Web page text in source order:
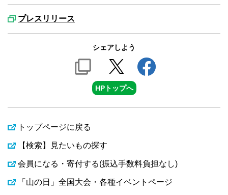
プレスリリース
シェアしよう
HPトップへ
トップページに戻る
【検索】見たいもの探す
会員になる・寄付する(振込手数料負担なし)
「山の日」全国大会・各種イベントページ